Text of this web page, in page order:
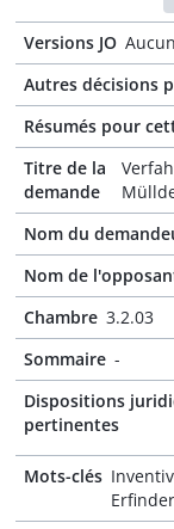
Versions JO
Autres décisions
Résumés pour
Titre de la
demande
Nom du
Nom de
Chambre 3.2.03
Sommaire -
Dispositions
pertinentes
Mots-clés